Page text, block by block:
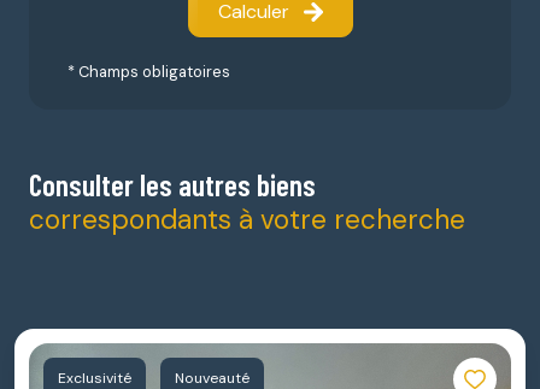
Calculer
* Champs obligatoires
Consulter les autres biens
correspondants à votre recherche
Exclusivité Nouveauté